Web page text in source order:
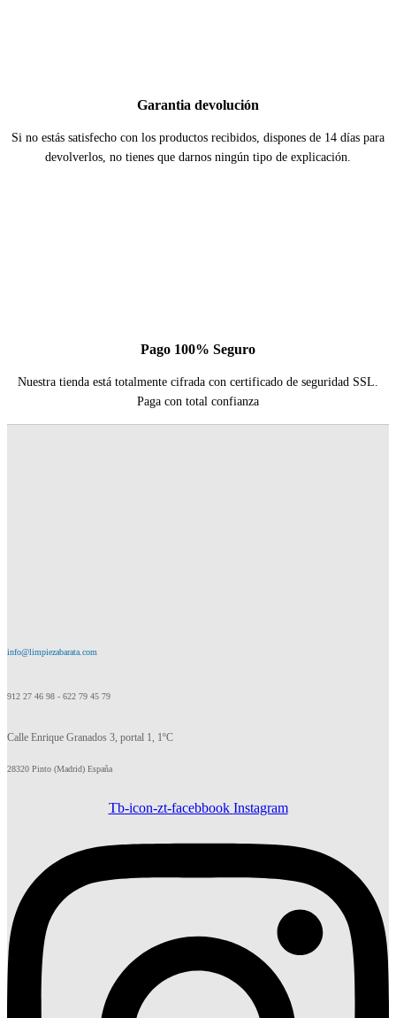
Garantia devolución
Si no estás satisfecho con los productos recibidos, dispones de 14 días para
devolverlos, no tienes que darnos ningún tipo de explicación.
Pago 100% Seguro
Nuestra tienda está totalmente cifrada con certificado de seguridad SSL.
Paga con total confianza
info@limpiezabarata.com
912 27 46 98 - 622 79 45 79
Calle Enrique Granados 3, portal 1, 1ºC
28320 Pinto (Madrid) España
Tb-icon-zt-facebbook Instagram